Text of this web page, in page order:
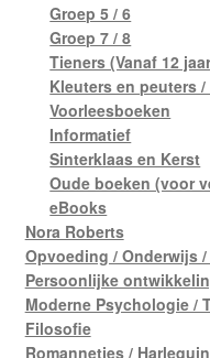
Groep 5 / 6
Groep 7 / 8
Tieners (Vanaf 12
Kleuters en peuters
Voorleesboeken
Informatief
Sinterklaas en Kerst
Oude boeken (voor
eBooks
Nora Roberts
Opvoeding / Onderwijs
Persoonlijke
Moderne Psychologie /
Filosofie
Romannetjes / Harlequin